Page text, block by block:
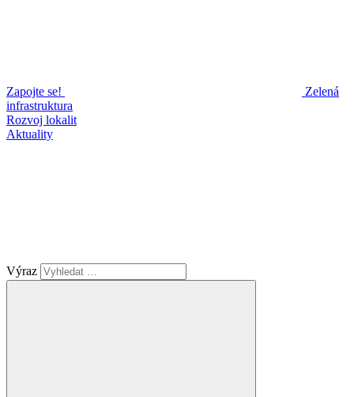
Zapojte se!
Zelená
infrastruktura
Rozvoj lokalit
Aktuality
Výraz